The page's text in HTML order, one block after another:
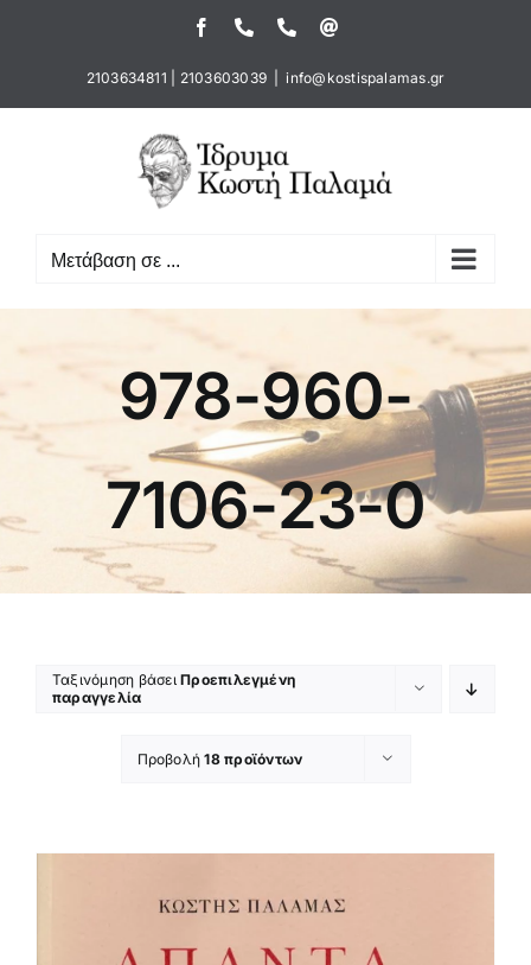
περιεχόμενο
FacebookΤηλέφωνοΤηλέφωνο
2103634811 2103603039 info@kostispalamas.gr
Μετάβαση σε ...
978-960-
7106-23-0
Ταξινόμηση βάσειΠροεπιλεγμένη
παραγγελία
Προβολή18 προϊόντων